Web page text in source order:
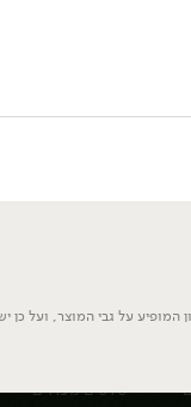
המופיע על גבי המוצר, ועל כן
מעדניית לוינסקי
סלטים מעולים